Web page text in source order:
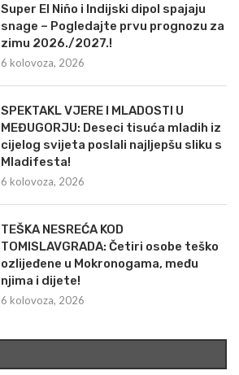
Super El Niño i Indijski dipol spajaju
snage – Pogledajte prvu prognozu za
zimu 2026./2027.!
6 kolovoza, 2026
SPEKTAKL VJERE I MLADOSTI U
MEĐUGORJU: Deseci tisuća mladih iz
cijelog svijeta poslali najljepšu sliku s
Mladifesta!
6 kolovoza, 2026
TEŠKA NESREĆA KOD
TOMISLAVGRADA: Četiri osobe teško
ozlijeđene u Mokronogama, među
njima i dijete!
6 kolovoza, 2026